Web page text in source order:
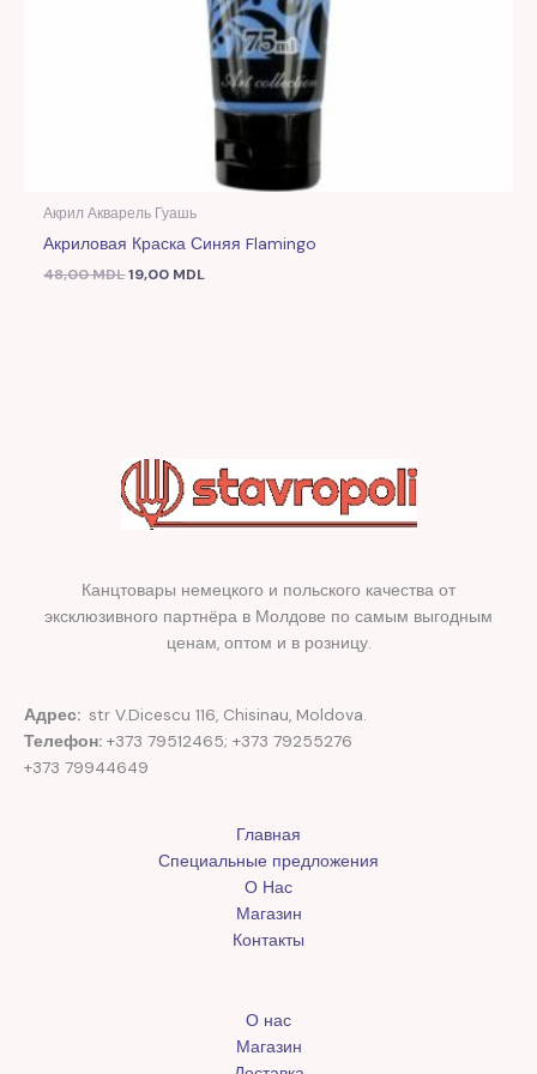
Акрил Акварель Гуашь
Акриловая Краска Синяя Flamingo
48,00MDL19,00 MDL
Канцтовары немецкого и польского качества от
эксклюзивного партнёра в Молдове по самым выгодным
ценам, оптом и в розницу.
Адрес: str V.Dicescu 116, Chisinau, Moldova.
Телефон: +373 79512465; +373 79255276
+373 79944649
Главная
Специальные предложения
О Нас
Магазин
Контакты
О нас
Магазин